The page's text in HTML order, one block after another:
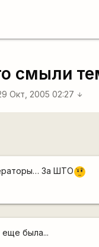
смыли
Окт, 2005 02:27 arrow_downward
За ШТО???
еще была...